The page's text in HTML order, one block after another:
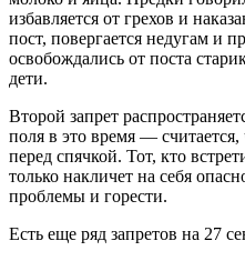
избавляется от грехов и
пост, повергается недугам и
освобождались от поста
дети.
Второй запрет
поля в это время —
перед спячкой. Тот, кто
только накличет на себя
проблемы и горести.
Есть еще ряд запретов на 27